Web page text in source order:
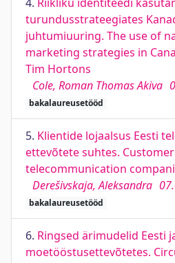
turundusstrateegiates
juhtumiuuring. The use of
marketing strategies in
Tim Hortons
Cole, Roman Thomas Akiva
bakalaureusetööd
5. Klientide lojaalsus Eesti
ettevõtete suhtes.
telecommunication
Derešivskaja, Aleksandra
bakalaureusetööd
6. Ringsed ärimudelid Eesti
moetööstusettevõtetes.